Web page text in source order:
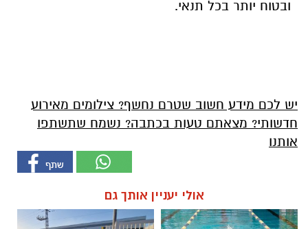
ובטוח יותר בכל תנאי.
יש לכם מידע חשוב שטרם נחשף? צילומים מאירוע
חדשותי? מצאתם טעות בכתבה? נשמח שתשתפו
אותנו
אולי יעניין אותך גם